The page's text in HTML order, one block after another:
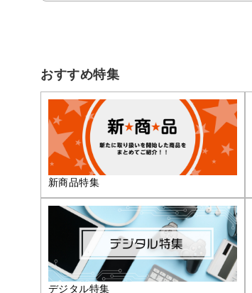
おすすめ特集
新商品特集
デジタル特集